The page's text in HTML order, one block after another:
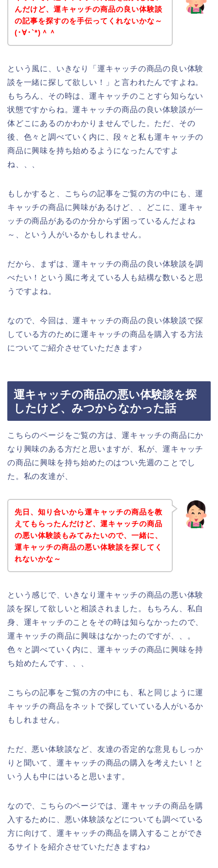
んだけど、運キャッチの商品の良い体験談
の記事を探すのを手伝ってくれないかな～
(･∀･`*)＾＾
という風に、いきなり「運キャッチの商品の良い体験
談を一緒に探して欲しい！」と言われたんですよね。
もちろん、その時は、運キャッチのことすら知らない
状態ですからね。運キャッチの商品の良い体験談が一
体どこにあるのかわかりませんでした。ただ、その
後、色々と調べていく内に、段々と私も運キャッチの
商品に興味を持ち始めるようになったんですよ
ね、、、
もしかすると、こちらの記事をご覧の方の中にも、運
キャッチの商品に興味があるけど、、どこに、運キャ
ッチの商品があるのか分からず困っているんだよね
～、という人がいるかもしれません。
だから、まずは、運キャッチの商品の良い体験談を調
べたい！という風に考えている人も結構な数いると思
うですよね。
なので、今回は、運キャッチの商品の良い体験談で探
している方のために運キャッチの商品を購入する方法
についてご紹介させていただきます♪
運キャッチの商品の悪い体験談を探
したけど、みつからなかった話
こちらのページをご覧の方は、運キャッチの商品にか
なり興味のある方だと思いますが、私が、運キャッチ
の商品に興味を持ち始めたのはつい先週のことでし
た。私の友達が、
先日、知り合いから運キャッチの商品を教
えてもらったんだけど、運キャッチの商品
の悪い体験談もみてみたいので、一緒に、
運キャッチの商品の悪い体験談を探してく
れないかな～
という感じで、いきなり運キャッチの商品の悪い体験
談を探して欲しいと相談されました。もちろん、私自
身、運キャッチのことをその時は知らなかったので、
運キャッチの商品に興味はなかったのですが、、。
色々と調べていく内に、運キャッチの商品に興味を持
ち始めたんです、、、
こちらの記事をご覧の方の中にも、私と同じように運
キャッチの商品をネットで探していている人がいるか
もしれません。
ただ、悪い体験談など、友達の否定的な意見もしっか
りと聞いて、運キャッチの商品の購入を考えたい！と
いう人も中にはいると思います。
なので、こちらのページでは、運キャッチの商品を購
入するために、悪い体験談などについても調べている
方に向けて、運キャッチの商品を購入することができ
るサイトを紹介させていただきますね♪